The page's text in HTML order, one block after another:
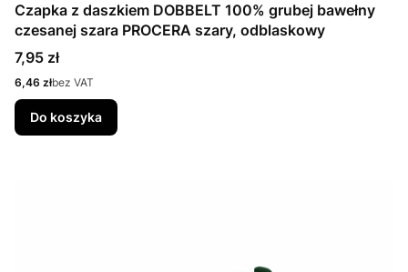
Czapka z daszkiem DOBBELT 100% grubej bawełny
czesanej szara PROCERA szary, odblaskowy
Cena
7,95 zł
Cena
6,46 złbez VAT
Do koszyka